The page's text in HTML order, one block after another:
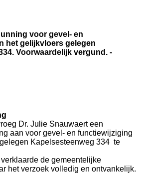
voor gevel- en
het gelijkvloers gelegen
Voorwaardelijk vergund. -
Dr. Julie Snauwaert een
aan voor gevel- en functiewijziging
Kapelsesteenweg 334 te
de gemeentelijke
het verzoek volledig en ontvankelijk.